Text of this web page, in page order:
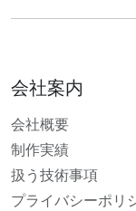
会社案内
会社概要
制作実績
扱う技術事項
プライバシーポリ